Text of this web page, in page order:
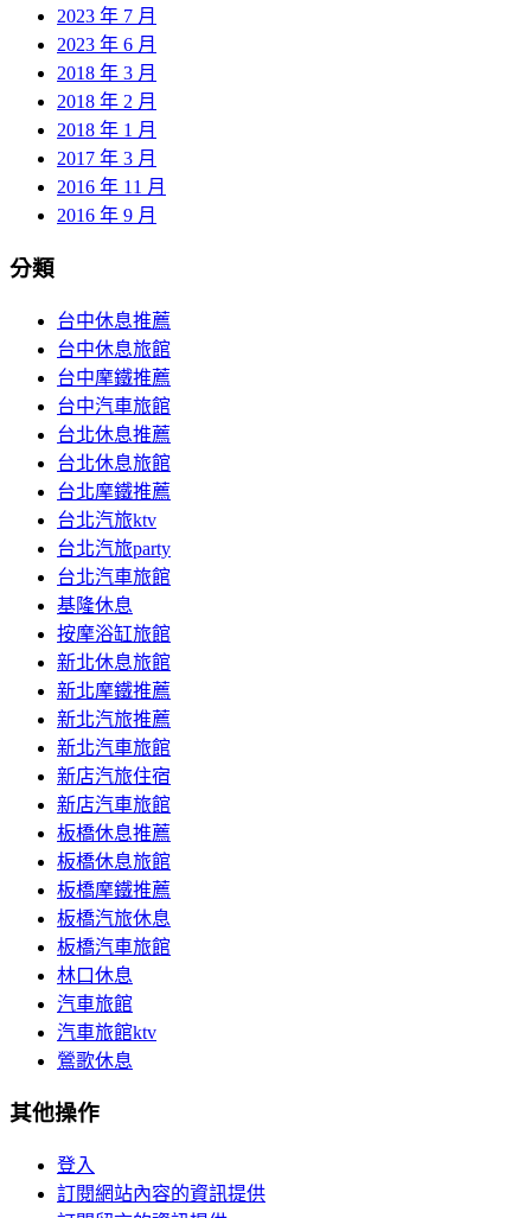
2023 年 7 月
2023 年 6 月
2018 年 3 月
2018 年 2 月
2018 年 1 月
2017 年 3 月
2016 年 11 月
2016 年 9 月
分類
台中休息推薦
台中休息旅館
台中摩鐵推薦
台中汽車旅館
台北休息推薦
台北休息旅館
台北摩鐵推薦
台北汽旅ktv
台北汽旅party
台北汽車旅館
基隆休息
按摩浴缸旅館
新北休息旅館
新北摩鐵推薦
新北汽旅推薦
新北汽車旅館
新店汽旅住宿
新店汽車旅館
板橋休息推薦
板橋休息旅館
板橋摩鐵推薦
板橋汽旅休息
板橋汽車旅館
林口休息
汽車旅館
汽車旅館ktv
鶯歌休息
其他操作
登入
訂閱網站內容的資訊提供